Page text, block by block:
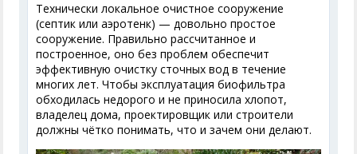
Технически локальное очистное сооружение
(септик или аэротенк) — довольно простое
сооружение. Правильно рассчитанное и
построенное, оно без проблем обеспечит
эффективную очистку сточных вод в течение
многих лет. Чтобы эксплуатация биофильтра
обходилась недорого и не приносила хлопот,
владелец дома, проектировщик или строители
должны чётко понимать, что и зачем они делают.